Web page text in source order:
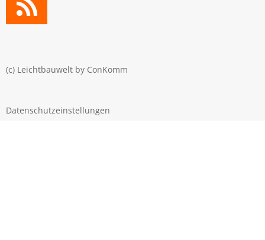
(c) Leichtbauwelt by ConKomm
Datenschutzeinstellungen